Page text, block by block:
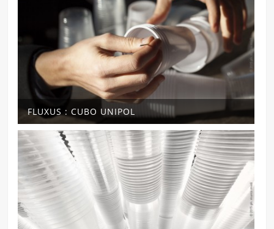
FLUXUS : CUBO UNIPOL